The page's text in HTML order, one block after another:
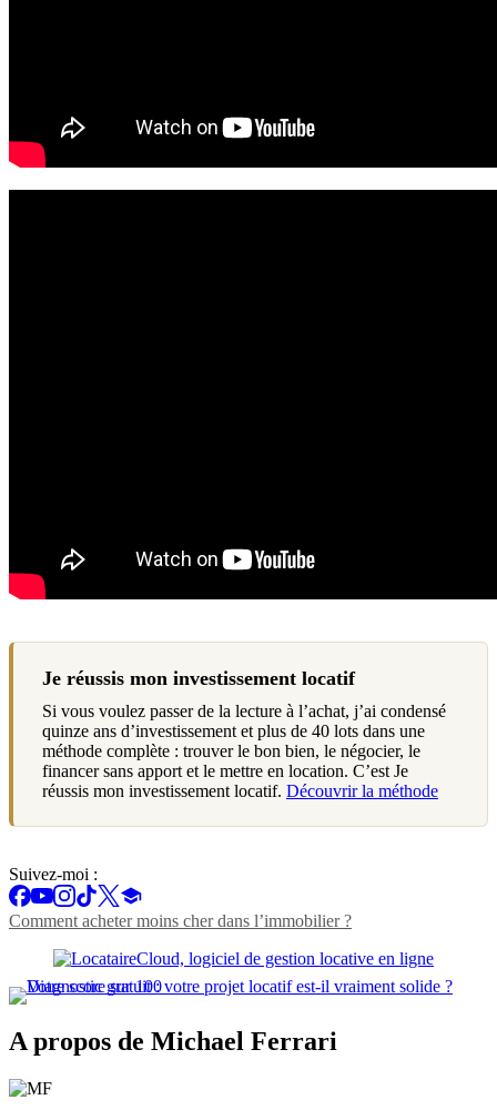
Je réussis mon investissement locatif
Si vous voulez passer de la lecture à l’achat, j’ai condensé
quinze ans d’investissement et plus de 40 lots dans une
méthode complète : trouver le bon bien, le négocier, le
financer sans apport et le mettre en location. C’est Je
réussis mon investissement locatif. Découvrir la méthode
Suivez-moi :
Comment acheter moins cher dans l’immobilier ?
A propos de Michael Ferrari